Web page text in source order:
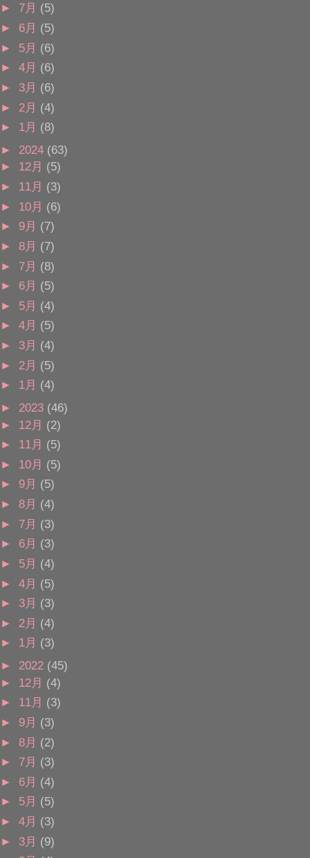
► 7月 (5)
► 6月 (5)
► 5月 (6)
► 4月 (6)
► 3月 (6)
► 2月 (4)
► 1月 (8)
► 2024 (63)
► 12月 (5)
► 11月 (3)
► 10月 (6)
► 9月 (7)
► 8月 (7)
► 7月 (8)
► 6月 (5)
► 5月 (4)
► 4月 (5)
► 3月 (4)
► 2月 (5)
► 1月 (4)
► 2023 (46)
► 12月 (2)
► 11月 (5)
► 10月 (5)
► 9月 (5)
► 8月 (4)
► 7月 (3)
► 6月 (3)
► 5月 (4)
► 4月 (5)
► 3月 (3)
► 2月 (4)
► 1月 (3)
► 2022 (45)
► 12月 (4)
► 11月 (3)
► 9月 (3)
► 8月 (2)
► 7月 (3)
► 6月 (4)
► 5月 (5)
► 4月 (3)
► 3月 (9)